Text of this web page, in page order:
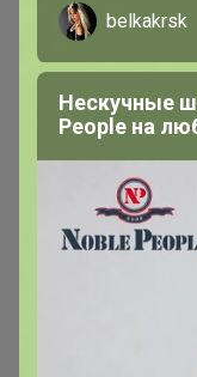
belkakrsk
Нескучные
Реoplе на